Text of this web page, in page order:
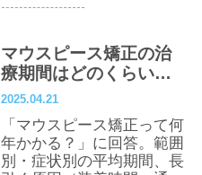
マウスピース矯正の治
療期間はどのくらい？
平均期間と長引く原因
を解説
2025.04.21
「マウスピース矯正って何
年かかる？」に回答。範囲
別・症状別の平均期間、長